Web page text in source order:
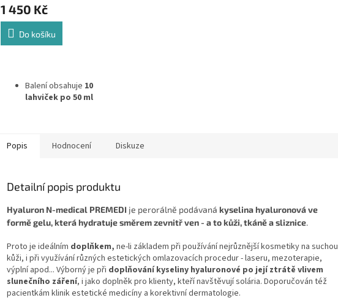
produktu
je
4,9
z
1 450 Kč
Do košíku
Balení obsahuje 10
lahviček po 50 ml
Jedinečný beauty
Zlepšuje hydrataci a
Napomáhá zdravému
vzhledu vlasů a nehtů
Obsahuje 5000 mg
bioaktivního rybího
kolagenu nejvyšší kvality
Zvyšuje přirozenou
produkci kolagenu
Popis Hodnocení Diskuze
Detailní popis produktu
Hyaluron N-medical PREMEDI je perorálně podávaná kyselina hyaluronová ve
formě gelu, která hydratuje směrem zevnitř ven - a to kůži, tkáně a sliznice.
Proto je ideálním doplňkem, ne-li základem při používání nejrůznější kosmetiky na suchou
kůži, i při využívání různých estetických omlazovacích procedur - laseru, mezoterapie,
výplní apod... Výborný je při doplňování kyseliny hyaluronové po její ztrátě vlivem
slunečního záření, i jako doplněk pro klienty, kteří navštěvují solária. Doporučován též
pacientkám klinik estetické medicíny a korektivní dermatologie.